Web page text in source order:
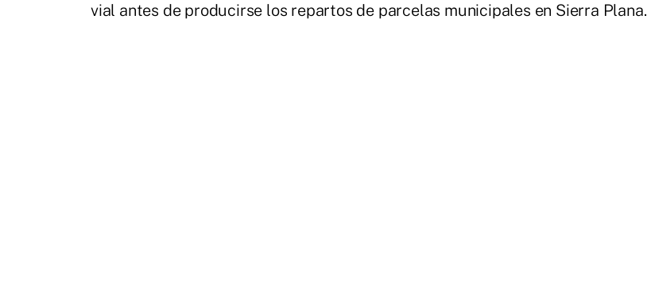
vial antes de producirse los repartos de parcelas municipales en Sierra Plana.